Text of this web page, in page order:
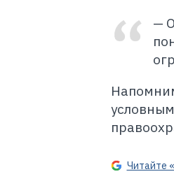
—
Читайте